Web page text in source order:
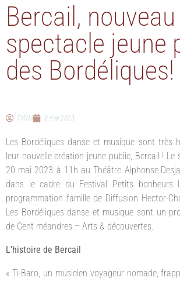
Bercail, nouveau
spectacle jeune
des Bordéliques!
TVRM 8 mai 2023
Les Bordéliques danse et musique sont très
leur nouvelle création jeune public, Bercail ! Le
20 mai 2023 à 11h au Théâtre Alphonse-
dans le cadre du Festival Petits bonheurs
programmation famille de Diffusion Hector-
Les Bordéliques danse et musique sont un
de Cent méandres – Arts & découvertes.
L’histoire de Bercail
« Ti-Baro, un musicien voyageur nomade,